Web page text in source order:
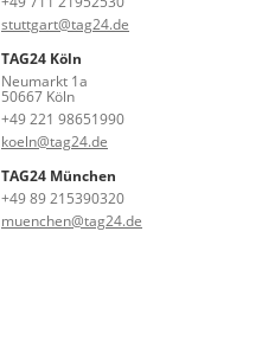
stuttgart@tag24.de
TAG24 Köln
Neumarkt 1a
50667 Köln
+49 221 98651990
koeln@tag24.de
TAG24 München
+49 89 215390320
muenchen@tag24.de